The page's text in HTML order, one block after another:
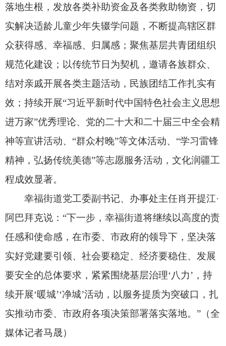
程成效显著。
幸福街道党工委副书记、办事处主任肖开提江·
实好党建要引领、社会要稳定、经济要稳住、发展
要安全的总体要求，紧紧围绕基层治理‘八力’，持
续开展‘暖城’‘净城’活动，以服务提质为突破口，扎
实推动市委、市政府各项决策部署落实落地。”（全